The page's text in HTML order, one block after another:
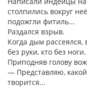
столпились вокруг
подожгли фитиль...
Раздался взрыв.
Когда дым
без руки, кто без ноги.
Приподняв голову
— Представляю,
творится...